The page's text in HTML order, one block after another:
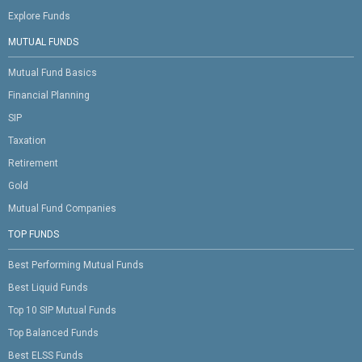
Explore Funds
MUTUAL FUNDS
Mutual Fund Basics
Financial Planning
SIP
Taxation
Retirement
Gold
Mutual Fund Companies
TOP FUNDS
Best Performing Mutual Funds
Best Liquid Funds
Top 10 SIP Mutual Funds
Top Balanced Funds
Best ELSS Funds